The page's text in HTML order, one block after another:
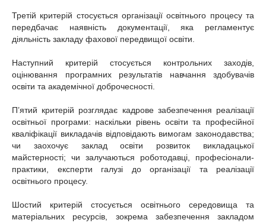
Третій критерій стосується організації освітнього процесу та
передбачає наявність документації, яка регламентує
діяльність закладу фахової передвищої освіти.
Наступний критерій стосується контрольних заходів,
оцінювання програмних результатів навчання здобувачів
освіти та академічної доброчесності.
П’ятий критерій розглядає кадрове забезпечення реалізації
освітньої програми: наскільки рівень освіти та професійної
кваліфікації викладачів відповідають вимогам законодавства;
чи заохочує заклад освіти розвиток викладацької
майстерності; чи залучаються роботодавці, професіонали-
практики, експерти галузі до організації та реалізації
освітнього процесу.
Шостий критерій стосується освітнього середовища та
матеріальних ресурсів, зокрема забезпечення закладом